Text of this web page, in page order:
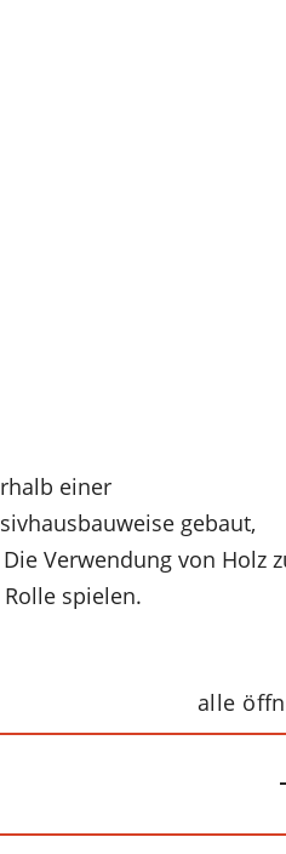
einer
gebaut,
Verwendung von Holz
spielen.
alle